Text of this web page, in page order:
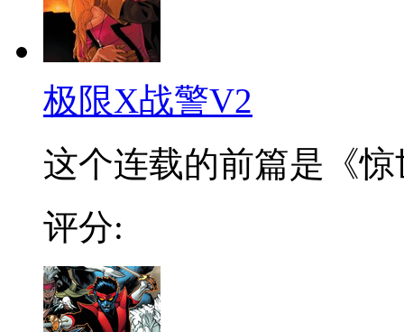
极限X战警V2
这个连载的前篇是《
评分: